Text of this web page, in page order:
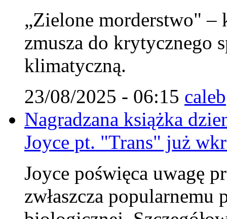
„Zielone morderstwo" –
zmusza do krytycznego
klimatyczną.
23/08/2025 - 06:15 caleb
Nagradzana książka
Joyce pt. "Trans" już
Joyce poświęca uwagę
zwłaszcza